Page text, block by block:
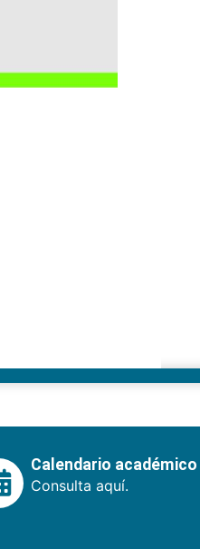
Calendario académico
Consulta aquí.